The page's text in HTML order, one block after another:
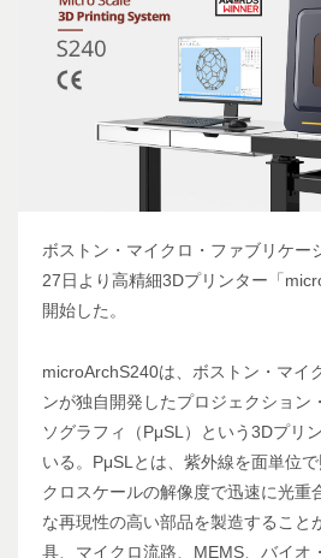
ボストン・マイクロ・ファブリケー
27日より高精細3Dプリンター「
開始した。
microArchS240は、ボストン・マイ
ンが独自開発したプロジェクション
ソグラフィ（PμSL）という3Dプリ
いる。PμSLとは、紫外線を面単位
クロスケールの解像度で迅速に光重
な再現性の高い部品を製造すること
具、マイクロ流路、MEMS、バイオ